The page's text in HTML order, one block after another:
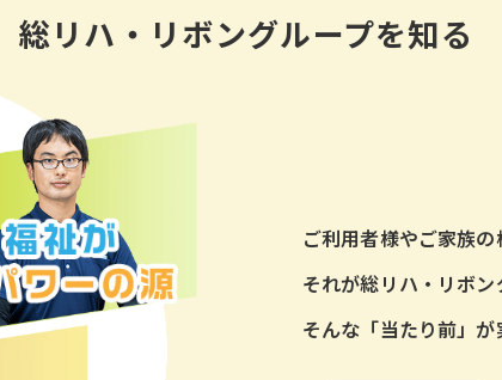
総リハ・リボングループを知る
ご利用者様やご家族の
それが総リハ・リボン
そんな「当たり前」が